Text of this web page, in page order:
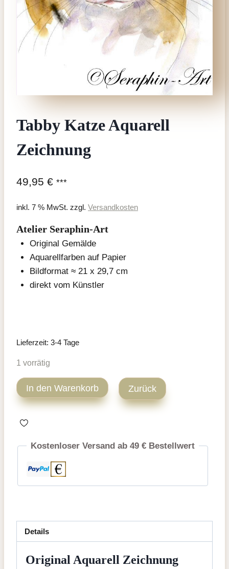
Tabby Katze Aquarell
Zeichnung
49,95 € ***
inkl. 7 % MwSt. zzgl. Versandkosten
Atelier Seraphin-Art
Original Gemälde
Aquarellfarben auf Papier
Bildformat ≈ 21 x 29,7 cm
direkt vom Künstler
Lieferzeit: 3-4 Tage
1 vorrätig
Tabby
Katze
Zeichnung
In den Warenkorb Zurück
Kostenloser Versand ab 49 € Bestellwert
Details
Original Aquarell Zeichnung